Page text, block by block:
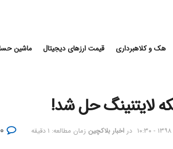
هک و کلاهبرداری قیمت ارزهای دیجیتال ماشین
لایتنینگ حل شد!
در اخبار بلاکچین زمان مطالعه: ۱ دقیقه